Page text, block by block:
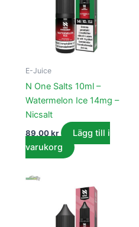
E-Juice
N One Salts 10ml –
Watermelon Ice 14mg –
Nicsalt
89,00kr
Lägg till i
varukorg